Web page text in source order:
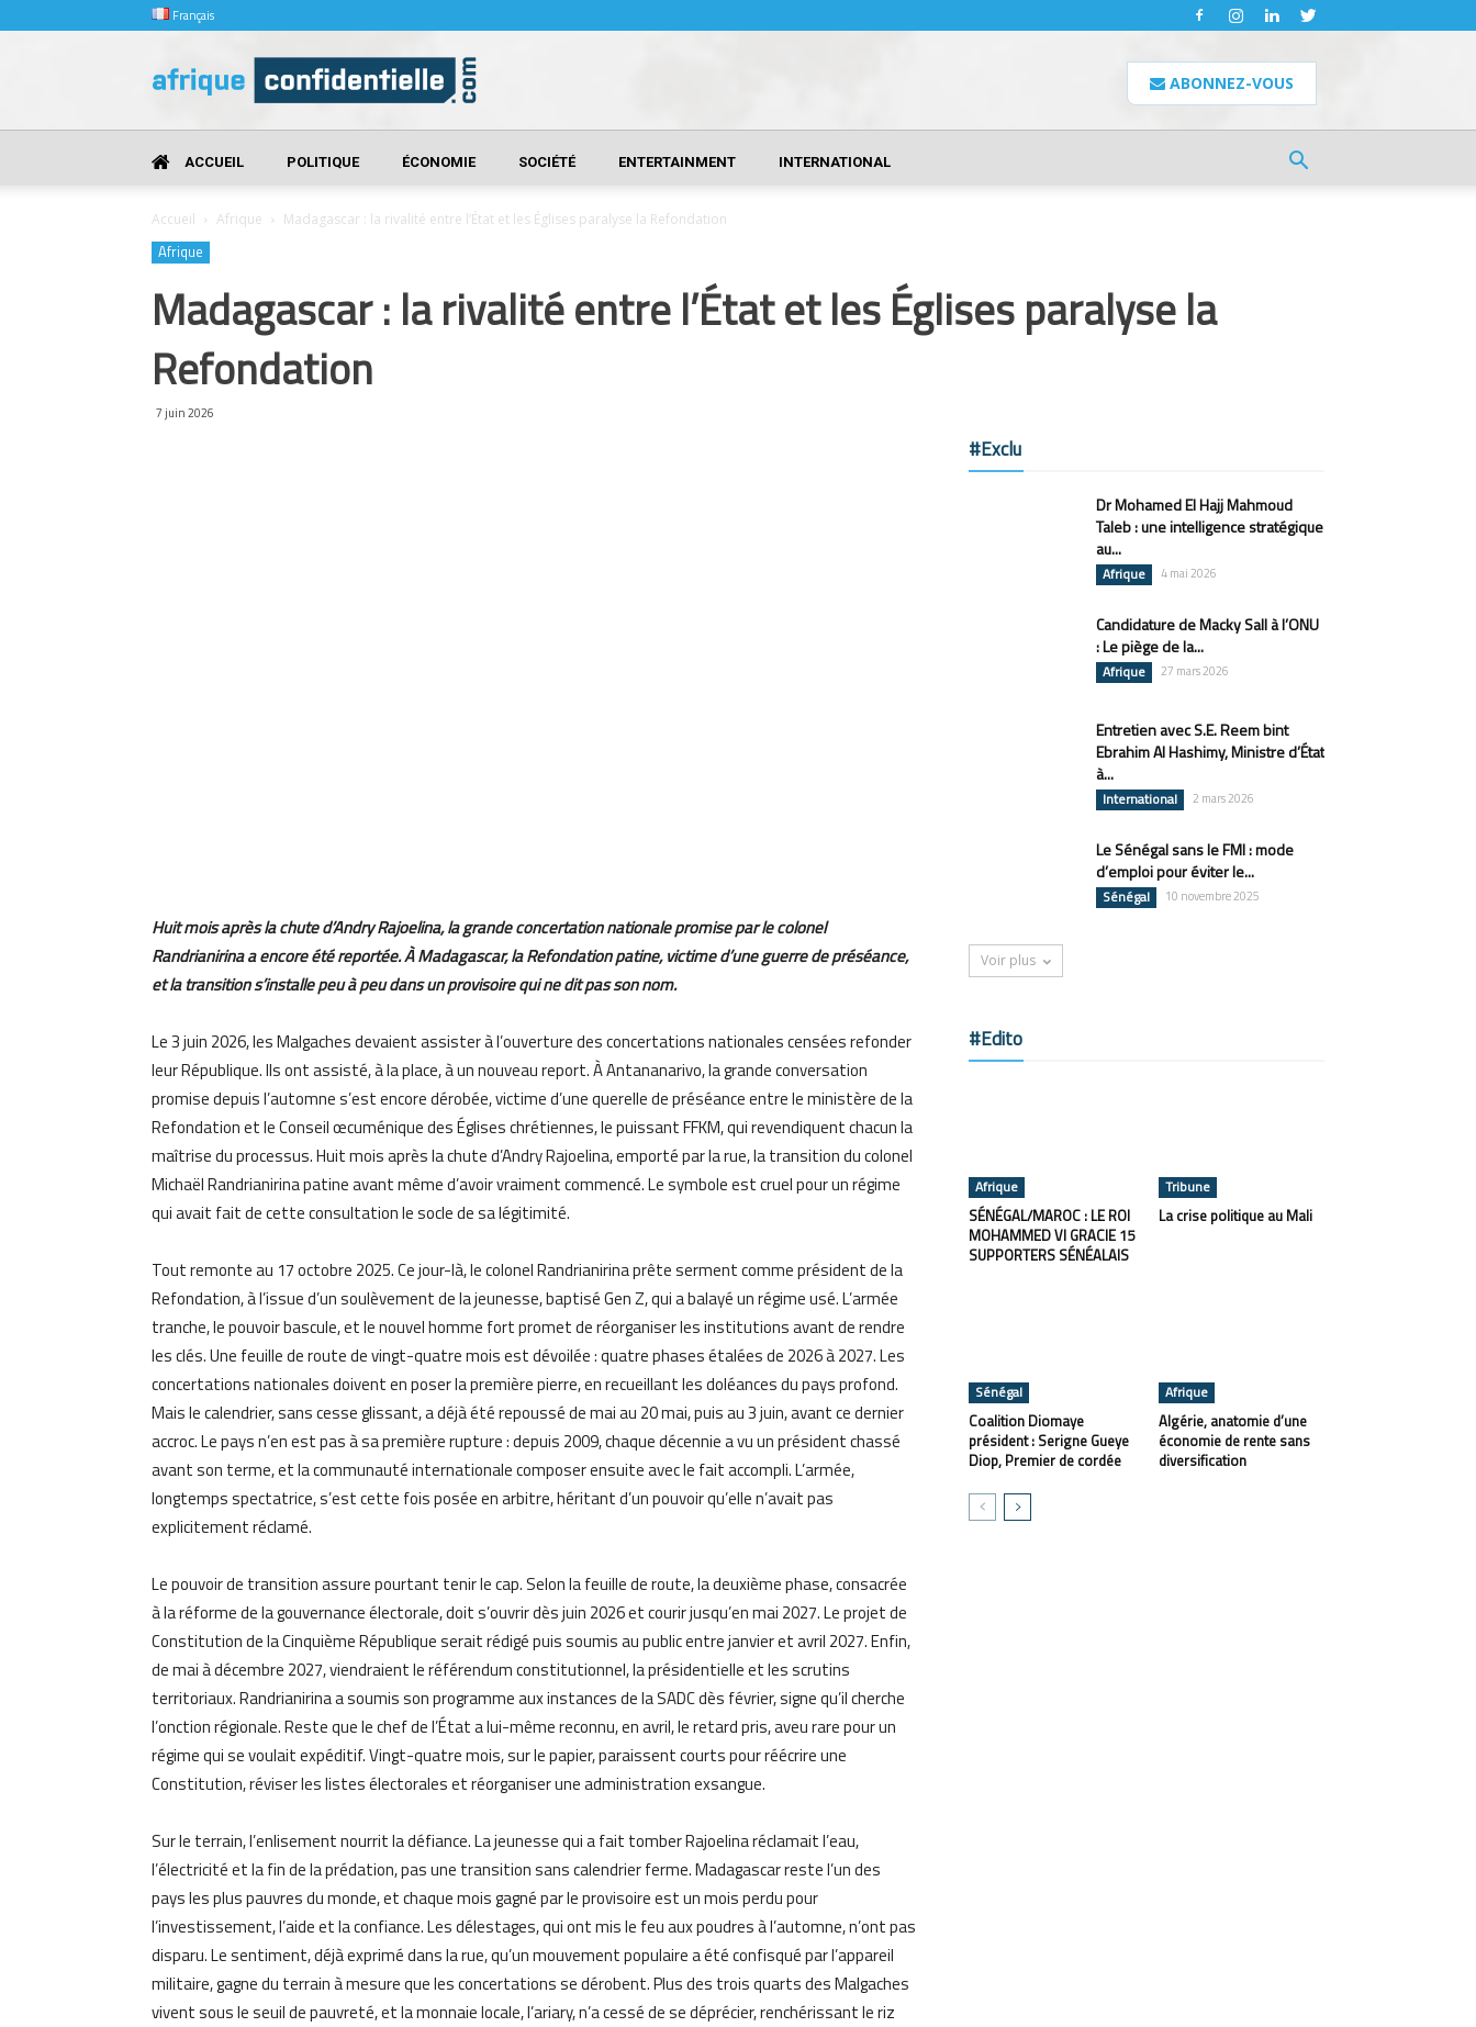
Français
Confidentielle
ABONNEZ-VOUS
ACCUEIL POLITIQUE ÉCONOMIE SOCIÉTÉ ENTERTAINMENT INTERNATIONAL
Accueil Afrique Madagascar : la rivalité entre l’État et les Églises paralyse la Refondation
Afrique
Madagascar : la rivalité entre l’État et les Églises paralyse la
Refondation
7 juin 2026
Huit mois après la chute d’Andry Rajoelina, la grande concertation nationale promise par le colonel
Randrianirina a encore été reportée. À Madagascar, la Refondation patine, victime d’une guerre de préséance,
et la transition s’installe peu à peu dans un provisoire qui ne dit pas son nom.
Le 3 juin 2026, les Malgaches devaient assister à l’ouverture des concertations nationales censées refonder
leur République. Ils ont assisté, à la place, à un nouveau report. À Antananarivo, la grande conversation
promise depuis l’automne s’est encore dérobée, victime d’une querelle de préséance entre le ministère de la
Refondation et le Conseil œcuménique des Églises chrétiennes, le puissant FFKM, qui revendiquent chacun la
maîtrise du processus. Huit mois après la chute d’Andry Rajoelina, emporté par la rue, la transition du colonel
Michaël Randrianirina patine avant même d’avoir vraiment commencé. Le symbole est cruel pour un régime
qui avait fait de cette consultation le socle de sa légitimité.
Tout remonte au 17 octobre 2025. Ce jour-là, le colonel Randrianirina prête serment comme président de la
Refondation, à l’issue d’un soulèvement de la jeunesse, baptisé Gen Z, qui a balayé un régime usé. L’armée
tranche, le pouvoir bascule, et le nouvel homme fort promet de réorganiser les institutions avant de rendre
les clés. Une feuille de route de vingt-quatre mois est dévoilée : quatre phases étalées de 2026 à 2027. Les
concertations nationales doivent en poser la première pierre, en recueillant les doléances du pays profond.
Mais le calendrier, sans cesse glissant, a déjà été repoussé de mai au 20 mai, puis au 3 juin, avant ce dernier
accroc. Le pays n’en est pas à sa première rupture : depuis 2009, chaque décennie a vu un président chassé
avant son terme, et la communauté internationale composer ensuite avec le fait accompli. L’armée,
longtemps spectatrice, s’est cette fois posée en arbitre, héritant d’un pouvoir qu’elle n’avait pas
explicitement réclamé.
Le pouvoir de transition assure pourtant tenir le cap. Selon la feuille de route, la deuxième phase, consacrée
à la réforme de la gouvernance électorale, doit s’ouvrir dès juin 2026 et courir jusqu’en mai 2027. Le projet de
Constitution de la Cinquième République serait rédigé puis soumis au public entre janvier et avril 2027. Enfin,
de mai à décembre 2027, viendraient le référendum constitutionnel, la présidentielle et les scrutins
territoriaux. Randrianirina a soumis son programme aux instances de la SADC dès février, signe qu’il cherche
l’onction régionale. Reste que le chef de l’État a lui-même reconnu, en avril, le retard pris, aveu rare pour un
régime qui se voulait expéditif. Vingt-quatre mois, sur le papier, paraissent courts pour réécrire une
Constitution, réviser les listes électorales et réorganiser une administration exsangue.
Sur le terrain, l’enlisement nourrit la défiance. La jeunesse qui a fait tomber Rajoelina réclamait l’eau,
l’électricité et la fin de la prédation, pas une transition sans calendrier ferme. Madagascar reste l’un des
pays les plus pauvres du monde, et chaque mois gagné par le provisoire est un mois perdu pour
l’investissement, l’aide et la confiance. Les délestages, qui ont mis le feu aux poudres à l’automne, n’ont pas
disparu. Le sentiment, déjà exprimé dans la rue, qu’un mouvement populaire a été confisqué par l’appareil
militaire, gagne du terrain à mesure que les concertations se dérobent. Plus des trois quarts des Malgaches
vivent sous le seuil de pauvreté, et la monnaie locale, l’ariary, n’a cessé de se déprécier, renchérissant le riz
#Exclu
Dr Mohamed El Hajj Mahmoud
Taleb : une intelligence stratégique
au...
Afrique 4 mai 2026
Candidature de Macky Sall à l’ONU
: Le piège de la...
Afrique 27 mars 2026
Entretien avec S.E. Reem bint
Ebrahim Al Hashimy, Ministre d’État
à...
International 2 mars 2026
Le Sénégal sans le FMI : mode
d’emploi pour éviter le...
Sénégal 10 novembre 2025
Voir plus
#Edito
Afrique
SÉNÉGAL/MAROC : LE ROI
MOHAMMED VI GRACIE 15
SUPPORTERS SÉNÉALAIS
Tribune
La crise politique au Mali
Sénégal
Coalition Diomaye
président : Serigne Gueye
Diop, Premier de cordée
Afrique
Algérie, anatomie d’une
économie de rente sans
diversification